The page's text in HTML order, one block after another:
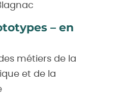
– en
métiers de la
et de la